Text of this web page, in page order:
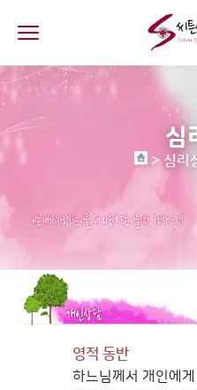
심
> 심리
영적 동반
하느님께서 개인에